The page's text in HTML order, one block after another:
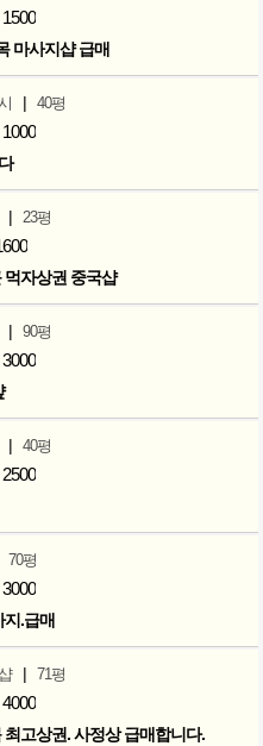
1500
마사지샵 급매
| 40평
1000
| 23평
먹자상권 중국샵
| 90평
3000
| 40평
2500
70평
3000
.급매
| 71평
4000
고상권. 사정상 급매합니다.